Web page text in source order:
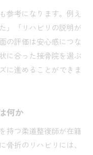
保険適用条件とは
で気をつけたい点
きの流れ解説
ぶ際の保険確認
院で比較する方法
目安を徹底解説
担と接骨院の対応
参考になります。例え
」「リハビリの説明が
の評価は安心感につな
に合った接骨院を選ぶ
に進めることができま
何か
持つ柔道整復師が在籍
骨折のリハビリには、